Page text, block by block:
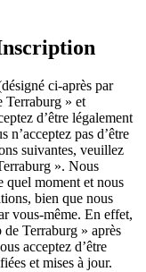
ci-après par
Terraburg » et
d’être légalement
n’acceptez pas d’être
suivantes, veuillez
». Nous
quel moment et nous
bien que nous
vous-même. En effet,
Terraburg » après
acceptez d’être
et mises à jour.